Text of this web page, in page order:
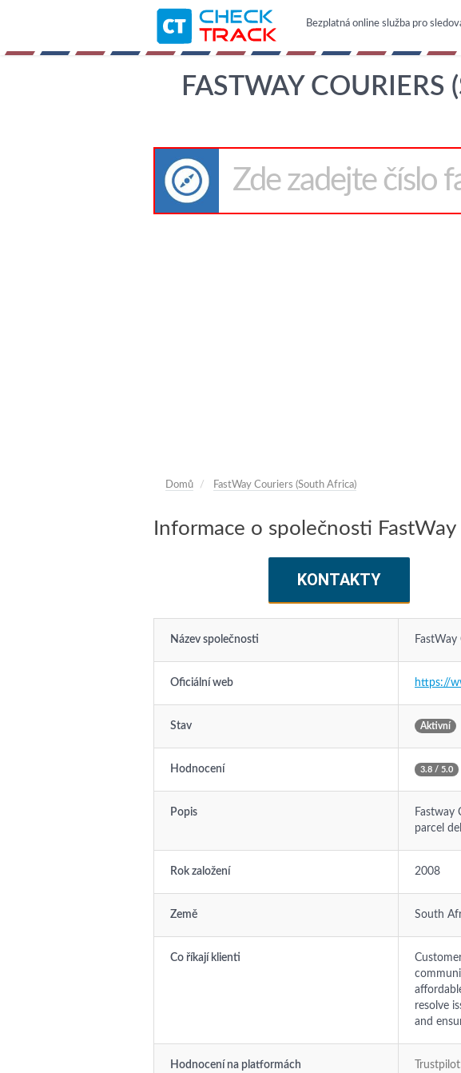
Bezplatná online služba pro
FASTWAY
Domů FastWay Couriers (South Africa)
Informace o společnosti
KONTAKTY
Název společnosti
Oficiální web https://
Stav Aktivní
Hodnocení 3.8 / 5.0
Popis
Fastway
parcel
Rok založení 2008
Země South
Co říkají klienti
resolve
and
Hodnocení na platformách